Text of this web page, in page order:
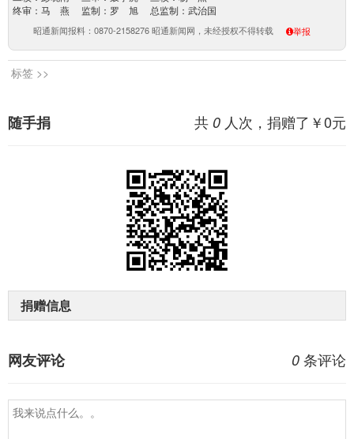
终审：马 燕 监制：罗 旭 总监制：武治国
昭通新闻报料：0870-2158276 昭通新闻网，未经授权不得转载 举报
标签 >>
共 0 人次，捐赠了￥0元
随手捐
捐赠信息
0 条评论
网友评论